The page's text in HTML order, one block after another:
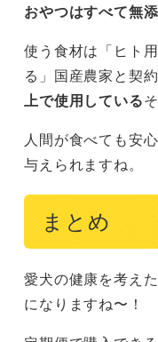
おやつはすべて無
使う食材は「ヒト
る」国産農家と契約
上で使用している
人間が食べても安
与えられますね。
まとめ
愛犬の健康を考え
になりますね〜！